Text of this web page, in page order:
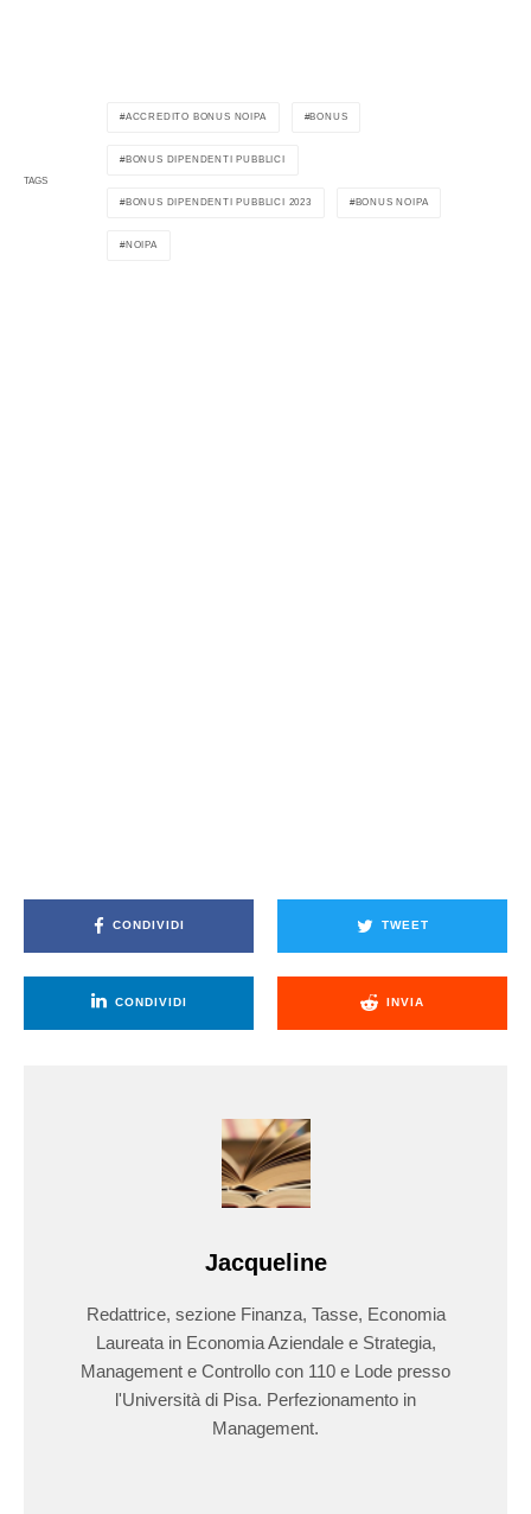
TAGS
ACCREDITO BONUS NOIPA BONUS
BONUS DIPENDENTI PUBBLICI
BONUS DIPENDENTI PUBBLICI 2023 BONUS NOIPA
NOIPA
CONDIVIDI TWEET
CONDIVIDI INVIA
Jacqueline
Redattrice, sezione Finanza, Tasse, Economia
Laureata in Economia Aziendale e Strategia,
Management e Controllo con 110 e Lode presso
l'Università di Pisa. Perfezionamento in
Management.